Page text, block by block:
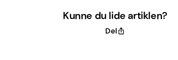
Kunne du lide artiklen?
Del